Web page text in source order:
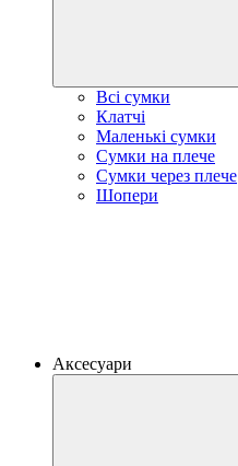
Всі сумки
Клатчі
Маленькі сумки
Сумки на плече
Сумки через плече
Шопери
Аксесуари